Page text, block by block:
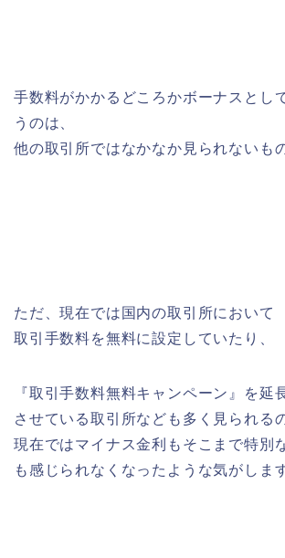
手数料がかかるどころかボーナスとし
うのは、
他の取引所ではなかなか見られないも
ただ、現在では国内の取引所において
取引手数料を無料に設定していたり、
『取引手数料無料キャンペーン』を延
させている取引所なども多く見られる
現在ではマイナス金利もそこまで特別
も感じられなくなったような気がします